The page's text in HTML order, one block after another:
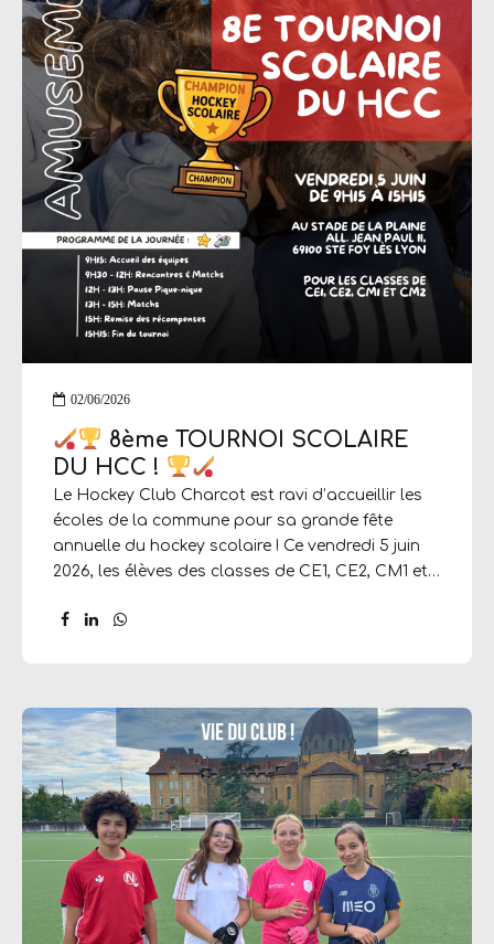
02/06/2026
8ème TOURNOI SCOLAIRE
DU HCC !
Le Hockey Club Charcot est ravi d’accueillir les
écoles de la commune pour sa grande fête
annuelle du hockey scolaire ! Ce vendredi 5 juin
2026, les élèves des classes de CE1, CE2, CM1 et
crosses pour une journée placée sous le signe du
des équipes
9h30 – 12h00 : Rencontres &
Matchs
12h00 – 13h00 : Pause Pique-nique
13h00...